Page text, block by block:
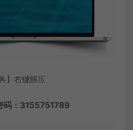
】右键解压
码：3155751789